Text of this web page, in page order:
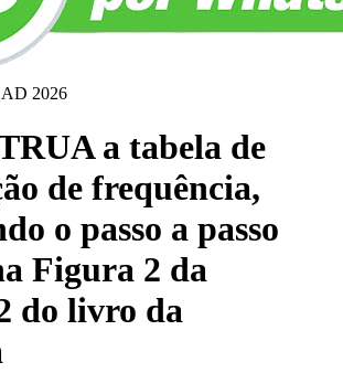
2026
a tabela de
de frequência,
o passo a passo
Figura 2 da
do livro da